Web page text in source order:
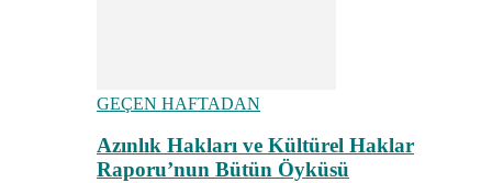
GEÇEN HAFTADAN
Azınlık Hakları ve Kültürel Haklar
Raporu’nun Bütün Öyküsü